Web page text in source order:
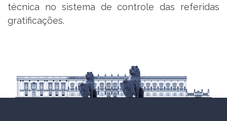
técnica no sistema de controle das referidas
gratificações.